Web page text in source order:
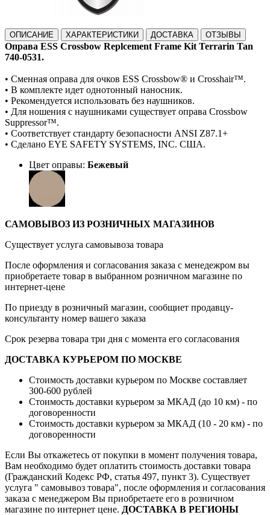
ОПИСАНИЕ ХАРАКТЕРИСТИКИ ДОСТАВКА ОТЗЫВЫ
Оправа ESS Crossbow Replcement Frame Kit Terrarin Tan
740-0531.
• Сменная оправа для очков ESS Crossbow® и Crosshair™.
• В комплекте идет однотонный наносник.
• Рекомендуется использовать без наушников.
• Для ношения с наушниками существует оправа Crossbow
Suppressor™.
• Соответствует стандарту безопасности ANSI Z87.1+
• Сделано EYE SAFETY SYSTEMS, INC. США.
Цвет оправы: Бежевый
САМОВЫВОЗ ИЗ РОЗНИЧНЫХ МАГАЗИНОВ
Существует услуга самовывоза товара
После оформления и согласования заказа с менедежром вы
приобретаете товар в выбранном розничном магазине по
интернет-цене
По приезду в розничный магазин, сообщиет продавцу-
консультанту номер вашего заказа
Срок резерва товара три дня с момента его согласования
ДОСТАВКА КУРЬЕРОМ ПО МОСКВЕ
Стоимость доставки курьером по Москве составляет
300-600 рублей
Стоимость доставки курьером за МКАД (до 10 км) - по
договоренности
Стоимость доставки курьером за МКАД (10 - 20 км) - по
договоренности
Если Вы откажетесь от покупки в момент получения товара,
Вам необходимо будет оплатить стоимость доставки товара
(Гражданский Кодекс РФ, статья 497, пункт 3). Существует
услуга " самовывоз товара", после оформления и согласования
заказа с менеджером Вы приобретаете его в розничном
магазине по интернет цене. ДОСТАВКА В РЕГИОНЫ